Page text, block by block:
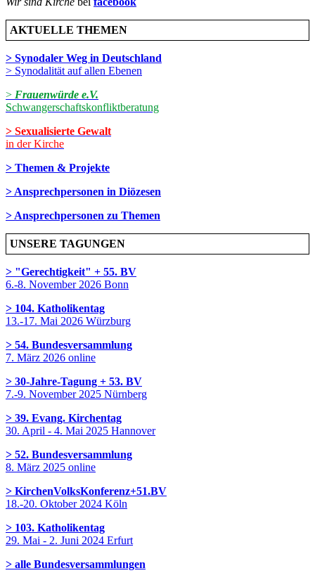
AKTUELLE THEMEN
> Synodaler Weg in Deutschland
> Synodalität auf allen Ebenen
> Frauenwürde e.V.
Schwangerschaftskonfliktberatung
> Sexualisierte Gewalt
in der Kirche
> Themen & Projekte
> Ansprechpersonen in Diözesen
> Ansprechpersonen zu Themen
UNSERE TAGUNGEN
> "Gerechtigkeit" + 55. BV
6.-8. November 2026 Bonn
> 104. Katholikentag
13.-17. Mai 2026 Würzburg
> 54. Bundesversammlung
7. März 2026 online
> 30-Jahre-Tagung + 53. BV
7.-9. November 2025 Nürnberg
> 39. Evang. Kirchentag
30. April - 4. Mai 2025 Hannover
> 52. Bundesversammlung
8. März 2025 online
> KirchenVolksKonferenz+51.BV
18.-20. Oktober 2024 Köln
> 103. Katholikentag
29. Mai - 2. Juni 2024 Erfurt
> alle Bundesversammlungen